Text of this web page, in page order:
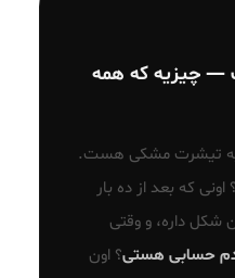
چیزیه که همه
یه تیشرت مشکی هست.
؟ اونی که بعد از ده بار
شکل داره، و وقتی
حسابی هستی؟ اون